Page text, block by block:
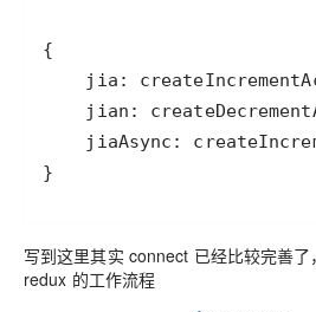
}
写到这里其实 connect 已经比较完善
redux 的工作流程